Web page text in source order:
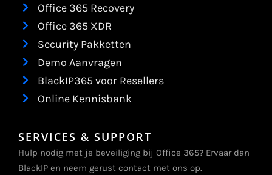
Office 365 Recovery
Office 365 XDR
Security Pakketten
Demo Aanvragen
BlackIP365 voor Resellers
Online Kennisbank
SERVICES & SUPPORT
Hulp nodig met je beveiliging bij Office 365? Ervaar dan
BlackIP en neem gerust contact met ons op.